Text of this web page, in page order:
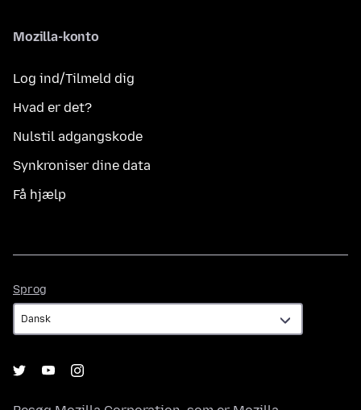
Mozilla-konto
Log ind/Tilmeld dig
Hvad er det?
Nulstil adgangskode
Synkroniser dine data
Få hjælp
Sprog